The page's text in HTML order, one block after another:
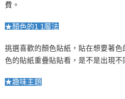
費。
★顏色的1 1魔法
挑選喜歡的顏色貼紙，貼在想要著
色的貼紙重疊貼貼看，是不是出現不
★趣味主題